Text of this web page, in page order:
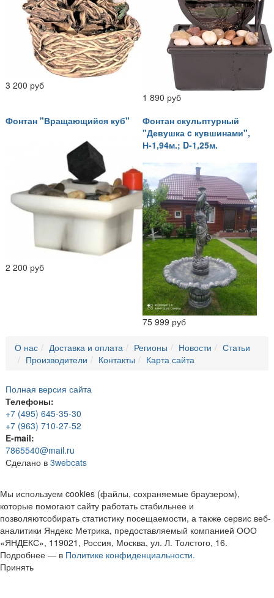
3 200 руб
1 890 руб
Фонтан "Вращающийся куб"
2 200 руб
Фонтан скульптурный
"Девушка c кувшинами",
Н-1,94м.; D-1,25м.
75 999 руб
О нас Доставка и оплата Регионы Новости
Статьи
Производители
Контакты Карта сайта
Полная версия сайта
Телефоны:
+7 (495) 645-35-30
+7 (963) 710-27-52
E-mail:
7865540@mail.ru
Сделано в 3webcats
Мы используем cookies (файлы, сохраняемые браузером),
которые помогают сайту работать стабильнее и
позволяютсобирать статистику посещаемости, а также сервис веб-
аналитики Яндекс Метрика, предоставляемый компанией ООО
«ЯНДЕКС», 119021, Россия, Москва, ул. Л. Толстого, 16.
Подробнее — в Политике конфиденциальности.
Принять